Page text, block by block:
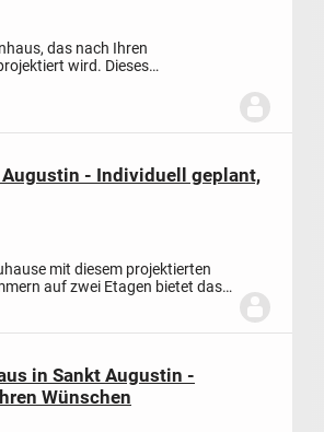
das nach Ihren
wird. Dieses
- Individuell geplant,
mit diesem projektierten
auf zwei Etagen bietet das
in Sankt Augustin -
Wünschen